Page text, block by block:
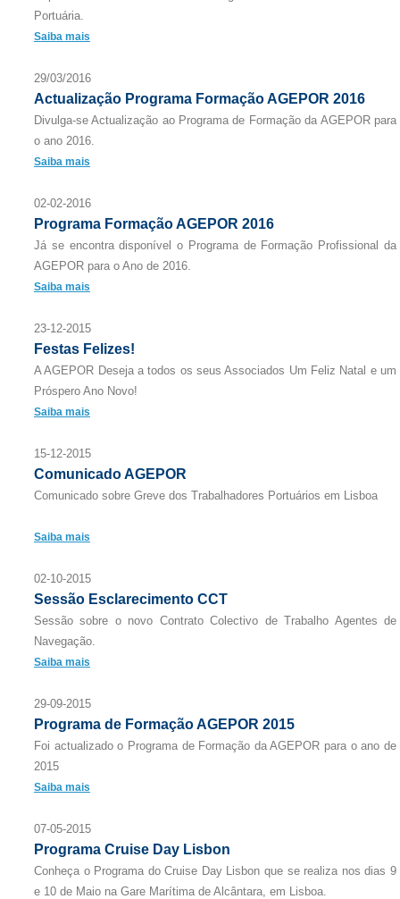
Portuária.
Saiba mais
29/03/2016
Actualização Programa Formação AGEPOR 2016
Divulga-se Actualização ao Programa de Formação da AGEPOR para
o ano 2016.
Saiba mais
02-02-2016
Programa Formação AGEPOR 2016
Já se encontra disponível o Programa de Formação Profissional da
AGEPOR para o Ano de 2016.
Saiba mais
23-12-2015
Festas Felizes!
A AGEPOR Deseja a todos os seus Associados Um Feliz Natal e um
Próspero Ano Novo!
Saiba mais
15-12-2015
Comunicado AGEPOR
Comunicado sobre Greve dos Trabalhadores Portuários em Lisboa
Saiba mais
02-10-2015
Sessão Esclarecimento CCT
Sessão sobre o novo Contrato Colectivo de Trabalho Agentes de
Navegação.
Saiba mais
29-09-2015
Programa de Formação AGEPOR 2015
Foi actualizado o Programa de Formação da AGEPOR para o ano de
2015
Saiba mais
07-05-2015
Programa Cruise Day Lisbon
Conheça o Programa do Cruise Day Lisbon que se realiza nos dias 9
e 10 de Maio na Gare Marítima de Alcântara, em Lisboa.